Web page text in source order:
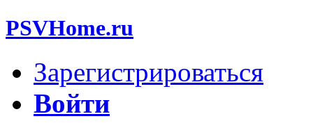
PSVHome.ru
Зарегистрироваться
Войти